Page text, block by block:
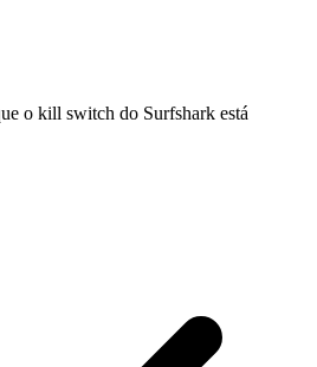
o kill switch do Surfshark está